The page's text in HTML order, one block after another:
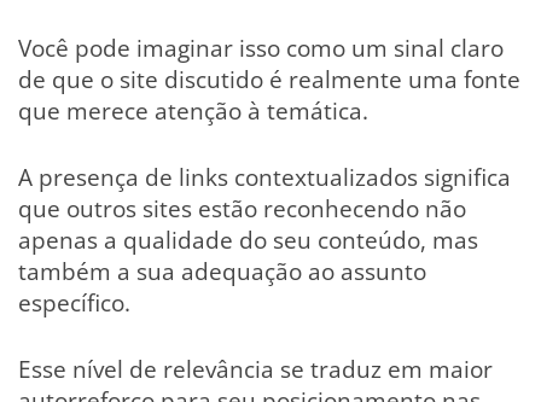
Você pode imaginar isso como um sinal claro
de que o site discutido é realmente uma fonte
que merece atenção à temática.
A presença de links contextualizados significa
que outros sites estão reconhecendo não
apenas a qualidade do seu conteúdo, mas
também a sua adequação ao assunto
específico.
Esse nível de relevância se traduz em maior